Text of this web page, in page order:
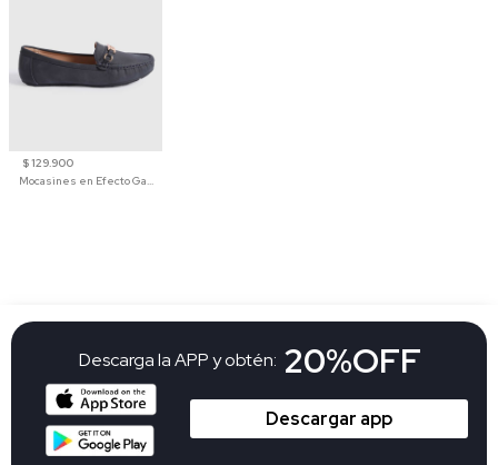
$ 129.900
Mocasines en Efecto Gamuzado Para Mujer
Descarga la APP y obtén: 20%OFF
Descargar app